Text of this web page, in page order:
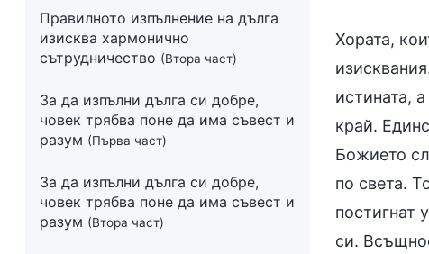
Правилното изпълнение на дълга
изисква хармонично
сътрудничество (Втора част)
За да изпълни дълга си добре,
човек трябва поне да има съвест и
разум (Първа част)
За да изпълни дълга си добре,
човек трябва поне да има съвест и
разум (Втора част)
Хората,
истината,
край.
Божието
по света.
постигнат
си.